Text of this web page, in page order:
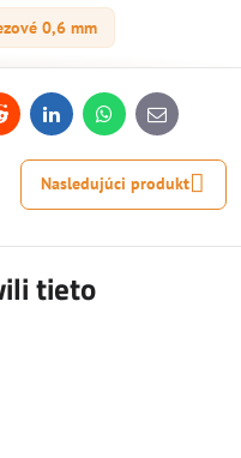
0,6 mm
LinkedInWhatsApp
E-
mail
Nasledujúci produkt
tieto